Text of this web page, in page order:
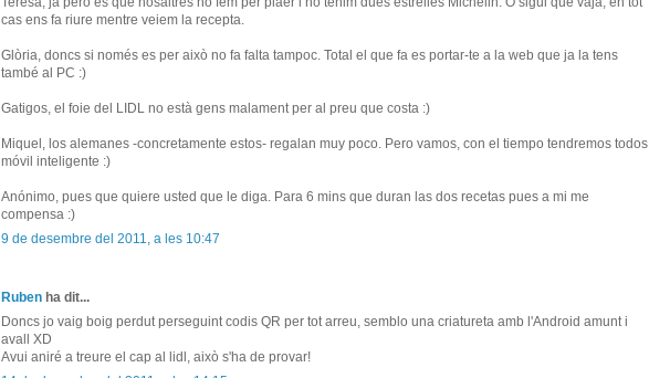
cas ens fa riure mentre veiem la recepta.
Glòria, doncs si només es per això no fa falta tampoc. Total el que fa es portar-te a la web que ja la tens
també al PC :)
Gatigos, el foie del LIDL no està gens malament per al preu que costa :)
Miquel, los alemanes -concretamente estos- regalan muy poco. Pero vamos, con el tiempo tendremos todos
móvil inteligente :)
Anónimo, pues que quiere usted que le diga. Para 6 mins que duran las dos recetas pues a mi me
compensa :)
9 de desembre del 2011, a les 10:47
Ruben ha dit...
Doncs jo vaig boig perdut perseguint codis QR per tot arreu, semblo una criatureta amb l'Android amunt i
avall XD
Avui aniré a treure el cap al lidl, això s'ha de provar!